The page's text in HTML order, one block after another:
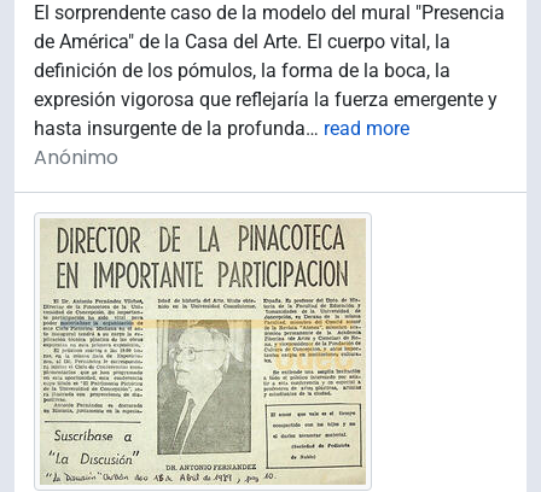
El sorprendente caso de la modelo del mural "Presencia
de América" de la Casa del Arte. El cuerpo vital, la
definición de los pómulos, la forma de la boca, la
expresión vigorosa que reflejaría la fuerza emergente y
hasta insurgente de la profunda… read more
Anónimo